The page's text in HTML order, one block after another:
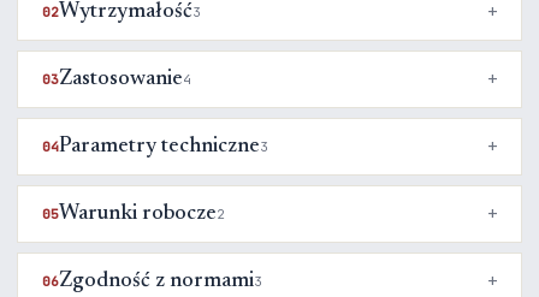
02Wytrzymałość3
03Zastosowanie4
04Parametry techniczne3
05Warunki robocze2
06Zgodność z normami3